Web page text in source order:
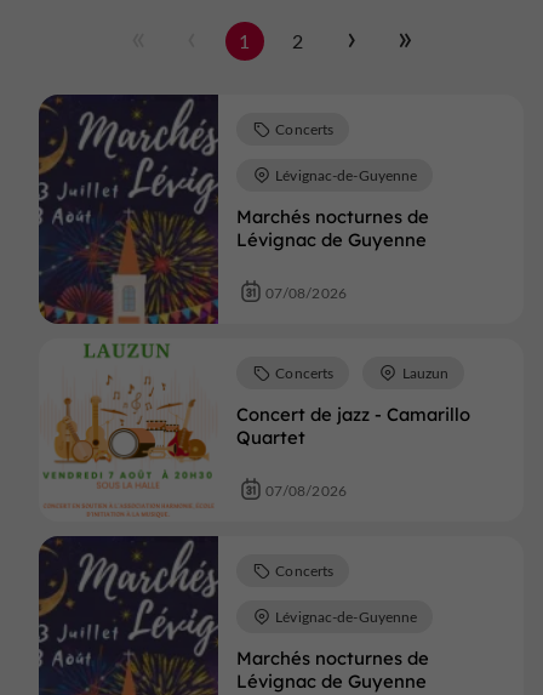
1 2
Marchés nocturnes de
Lévignac de Guyenne
Concerts
Lévignac-de-Guyenne
07/08/2026
Concert de jazz - Camarillo
Quartet
Concerts Lauzun
07/08/2026
Marchés nocturnes de
Lévignac de Guyenne
Concerts
Lévignac-de-Guyenne